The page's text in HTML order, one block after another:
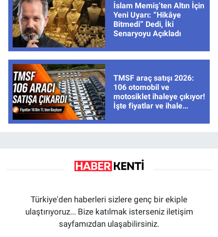
İslam Memiş’ten Altın İçin
Yeni Uyarı: “Hikâye
Bitmedi” Dedi, İki
Senaryoyu Açıkladı
TMSF araç satışı 2026:
106 otomobil ve
motosiklet ihaleye çıkıyor!
İşte fiyatlar ve ihale
Türkiye'den haberleri sizlere genç bir ekiple
ulaştırıyoruz... Bize katılmak isterseniz iletişim
sayfamızdan ulaşabilirsiniz.